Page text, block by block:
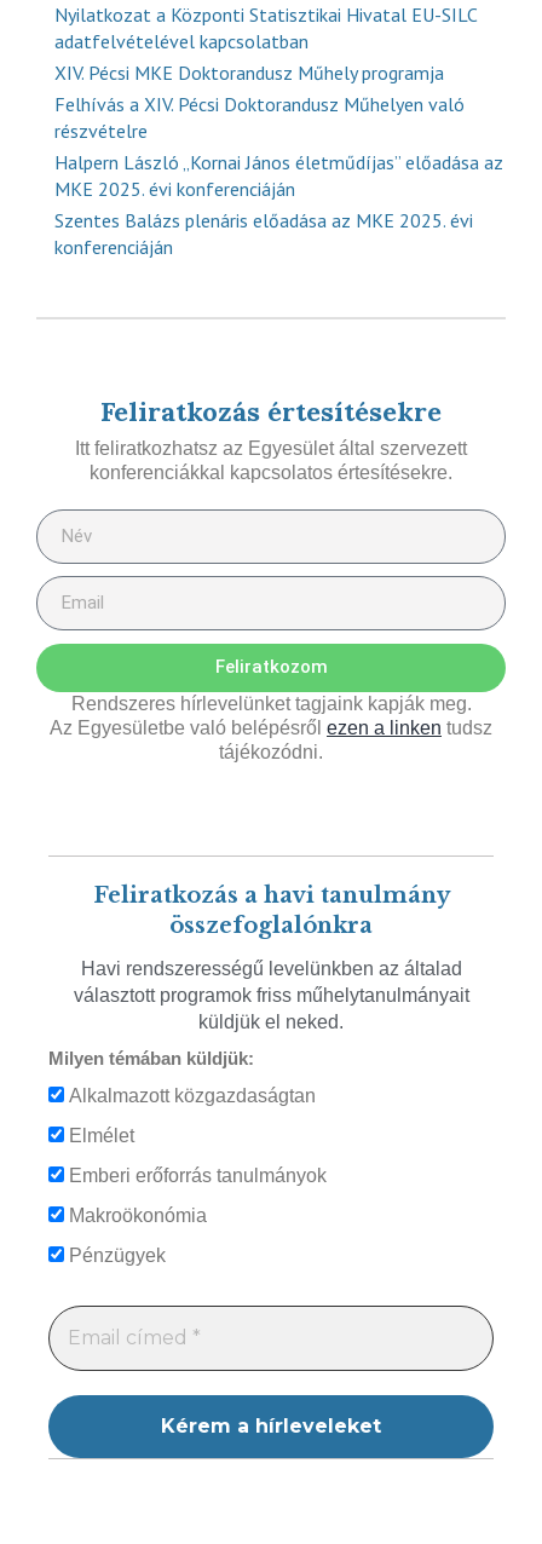
Nyilatkozat a Központi Statisztikai Hivatal EU-SILC
adatfelvételével kapcsolatban
XIV. Pécsi MKE Doktorandusz Műhely programja
Felhívás a XIV. Pécsi Doktorandusz Műhelyen való
részvételre
Halpern László „Kornai János életműdíjas” előadása az
MKE 2025. évi konferenciáján
Szentes Balázs plenáris előadása az MKE 2025. évi
konferenciáján
Feliratkozás értesítésekre
Itt feliratkozhatsz az Egyesület által szervezett
konferenciákkal kapcsolatos értesítésekre.
Feliratkozom
Rendszeres hírlevelünket tagjaink kapják meg.
Az Egyesületbe való belépésről ezen a linken tudsz
tájékozódni.
Feliratkozás a havi tanulmány
összefoglalónkra
Havi rendszerességű levelünkben az általad
választott programok friss műhelytanulmányait
küldjük el neked.
Milyen témában küldjük:
Alkalmazott közgazdaságtan
Elmélet
Emberi erőforrás tanulmányok
Makroökonómia
Pénzügyek